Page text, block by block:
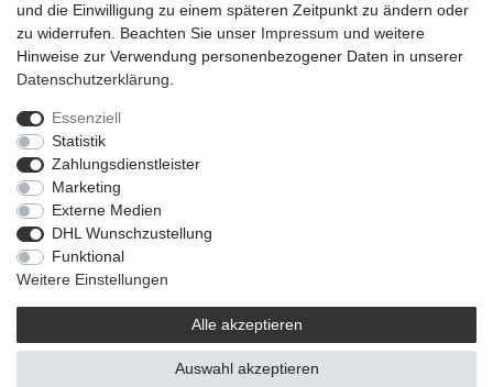
Impressum
Barrierefreiheitserklärung
Vertrag widerrufen
und die Einwilligung zu einem späteren Zeitpunkt zu ändern oder
zu widerrufen. Beachten Sie unser Impressum und weitere
Hinweise zur Verwendung personenbezogener Daten in unserer
Daten­schutz­erklärung
Essenziell
Statistik
Zahlungsdienstleister
Marketing
Externe Medien
DHL Wunschzustellung
Funktional
Weitere Einstellungen
Alle akzeptieren
Auswahl akzeptieren